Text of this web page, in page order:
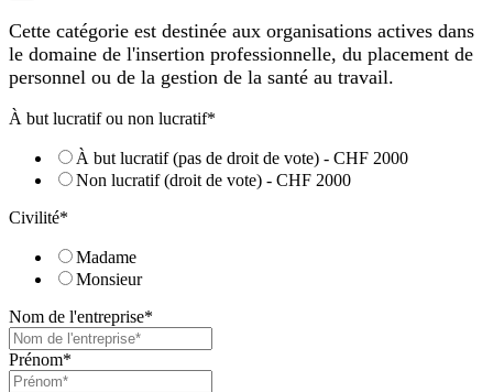
Cette catégorie est destinée aux organisations actives dans
le domaine de l'insertion professionnelle, du placement de
personnel ou de la gestion de la santé au travail.
À but lucratif ou non lucratif*
À but lucratif (pas de droit de vote) - CHF 2000
Non lucratif (droit de vote) - CHF 2000
Civilité*
Madame
Monsieur
Nom de l'entreprise*
Prénom*